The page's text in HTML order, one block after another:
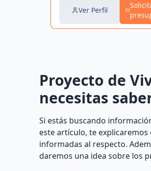
Ver Perfil
Proyecto de
necesitas
Si estás buscando
este artículo, te
informadas al respecto.
daremos una idea sobre los